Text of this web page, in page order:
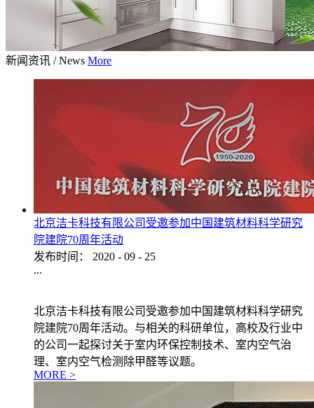
新闻资讯 / News More
北京洁卡科技有限公司受邀参加中国建筑材料科学研究
院建院70周年活动
发布时间：
2020 - 09 - 25
...
北京洁卡科技有限公司受邀参加中国建筑材料科学研究
院建院70周年活动。与相关的科研单位，高校及行业中
的公司一起探讨关于室内环保控制技术、室内空气治
理、室内空气检测除甲醛等议题。
MORE >